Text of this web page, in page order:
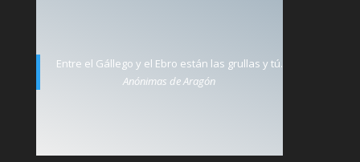
Entre el Gállego y el Ebro están las grullas y tú.
Anónimas de Aragón